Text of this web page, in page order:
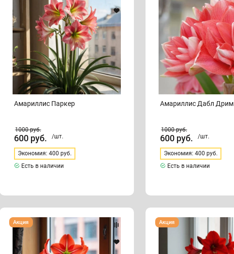
Амариллис Паркер
1000руб.
600 руб. /шт.
Экономия: 400 руб.
Есть в наличии
Амариллис Дабл Дрим
1000руб.
600 руб. /шт.
Экономия: 400 руб.
Есть в наличии
Амариллис
Вера
Акция
Амариллис
Красный
Акция